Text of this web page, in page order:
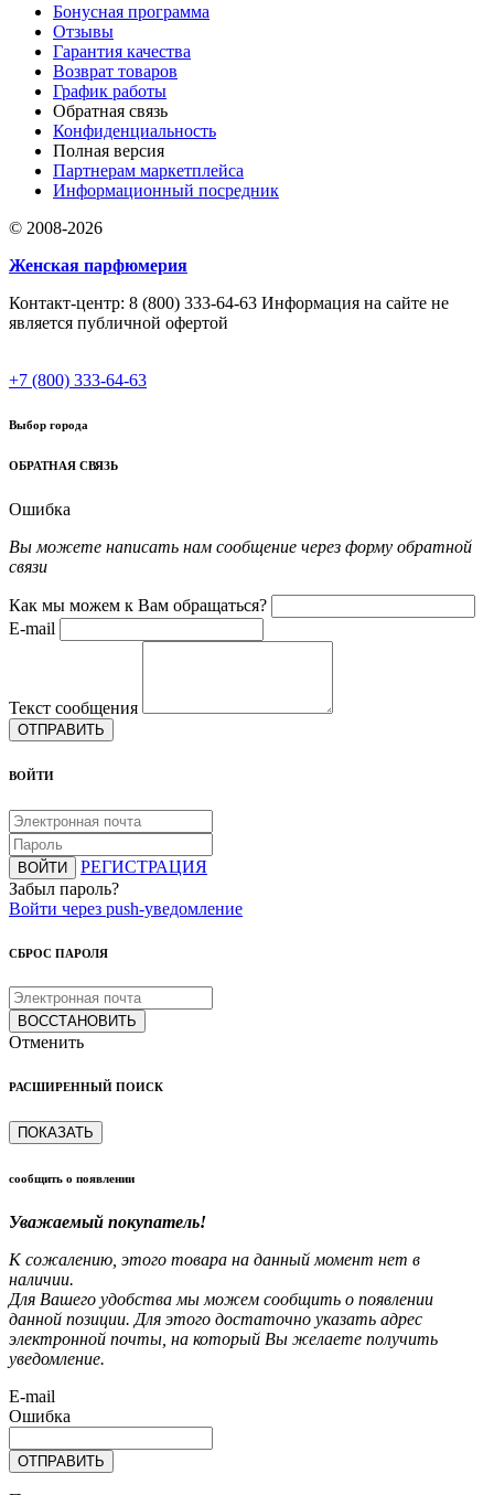
Бонусная программа
Отзывы
Гарантия качества
Возврат товаров
График работы
Обратная связь
Конфиденциальность
Полная версия
Партнерам маркетплейса
Информационный посредник
© 2008-2026
Женская парфюмерия
Контакт-центр: 8 (800) 333-64-63 Информация на сайте не
является публичной офертой
+7 (800) 333-64-63
Выбор города
ОБРАТНАЯ СВЯЗЬ
Ошибка
Вы можете написать нам сообщение через форму обратной
связи
Как мы можем к Вам обращаться?
E-mail
Текст сообщения
ОТПРАВИТЬ
ВОЙТИ
ВОЙТИ
РЕГИСТРАЦИЯ
Забыл пароль?
Войти через push-уведомление
СБРОС ПАРОЛЯ
ВОССТАНОВИТЬ
Отменить
РАСШИРЕННЫЙ ПОИСК
ПОКАЗАТЬ
сообщить о появлении
Уважаемый покупатель!
К сожалению, этого товара на данный момент нет в
наличии.
Для Вашего удобства мы можем сообщить о появлении
данной позиции. Для этого достаточно указать адрес
электронной почты, на который Вы желаете получить
уведомление.
E-mail
Ошибка
ОТПРАВИТЬ